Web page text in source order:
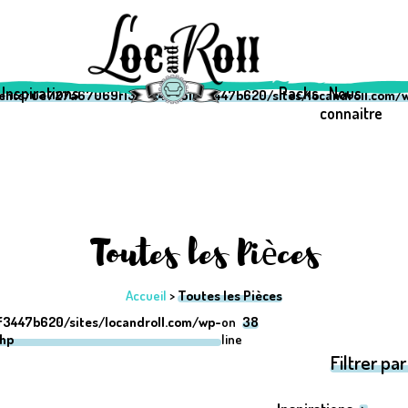
sites/locandroll.com/wp-content/
sites/locandroll.com/wp-content/
0e727a67069f1333c42a510f3447b620/sites/
Inspirations Packs Nous
connaitre
Toutes les Pièces
Accueil >Toutes les Pièces
sites/locandroll.com/wp-on
line
38
Filtrer par